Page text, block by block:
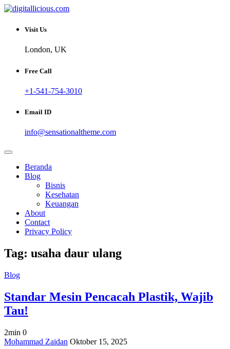
Skip
content
digitallicious.com
Sharing Digital Information
Visit Us
London, UK
Free Call
+1-541-754-3010
Email ID
info@sensationaltheme.com
Beranda
Blog
Bisnis
Kesehatan
Keuangan
About
Contact
Privacy Policy
Tag: usaha daur ulang
Blog
Standar Mesin Pencacah Plastik, Wajib
Tau!
2min 0
on
Mohammad Zaidan Oktober 15, 2025